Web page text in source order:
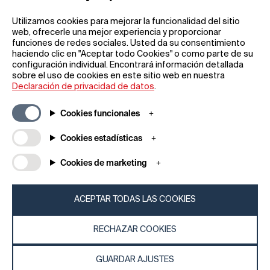
Utilizamos cookies para mejorar la funcionalidad del sitio
web, ofrecerle una mejor experiencia y proporcionar
funciones de redes sociales. Usted da su consentimiento
haciendo clic en "Aceptar todo Cookies" o como parte de su
configuración individual. Encontrará información detallada
sobre el uso de cookies en este sitio web en nuestra
Declaración de privacidad de datos.
Cookies funcionales
Cookies estadísticas
Cookies de marketing
GUARDAR AJUSTES
RECHAZAR COOKIES
ACEPTAR TODAS LAS COOKIES
Información general
Descargas
Condiciones generales
Términos de la rifa
Aviso legal
Declaración de
protección de datos
Política de cookies
Empresa
Noticias y
prensa
Póngase en contacto
© 2026 iF Design
b0b15fef - 09/08/2026 10:16